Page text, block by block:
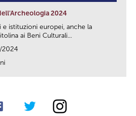
2024
e istituzioni europei, anche la
ai Beni Culturali...
2024